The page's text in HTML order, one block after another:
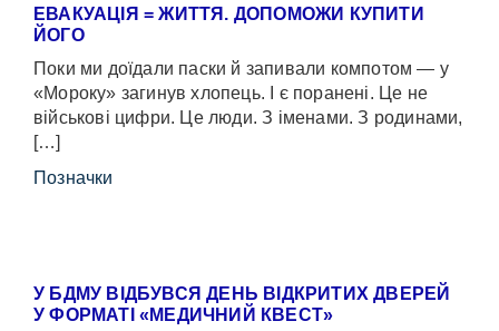
ЕВАКУАЦІЯ = ЖИТТЯ. ДОПОМОЖИ КУПИТИ
ЙОГО
Поки ми доїдали паски й запивали компотом — у
«Мороку» загинув хлопець. І є поранені. Це не
військові цифри. Це люди. З іменами. З родинами,
[…]
Позначки
У БДМУ ВІДБУВСЯ ДЕНЬ ВІДКРИТИХ ДВЕРЕЙ
У ФОРМАТІ «МЕДИЧНИЙ КВЕСТ»